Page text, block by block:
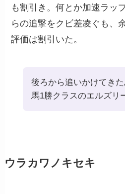
も割引き。何とか加速ラッ
らの追撃をクビ差凌ぐも、
評価は割引いた。
後ろから追いかけてき
馬1勝クラスのエルズリ
ウラカワノキセキ